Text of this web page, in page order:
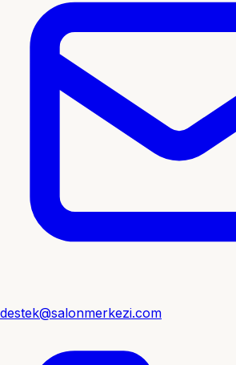
destek@salonmerkezi.com